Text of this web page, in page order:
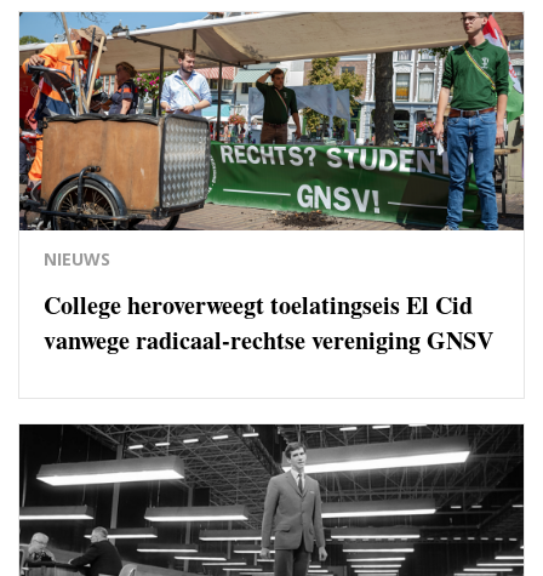
NIEUWS
College heroverweegt toelatingseis El Cid
vanwege radicaal-rechtse vereniging GNSV